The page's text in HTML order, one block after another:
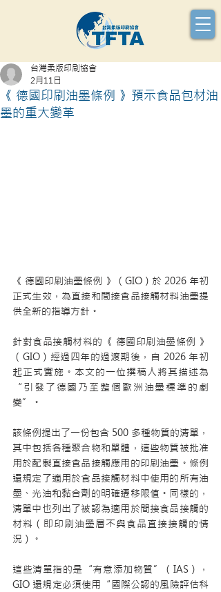
《 德國印刷油墨條例 》預示食品包材油
墨的重大變革
台灣柔版印刷協會
2月11日
《 德國印刷油墨條例 》（GIO）於 2026 年初
正式生效，為直接和間接食品接觸材料油墨提
供全新的指導方針。
針對食品接觸材料的《 德國印刷油墨條例 》
（GIO）經過四年的過渡期後，自 2026 年初
起正式實施。本文的一位撰稿人將其描述為
“引發了德國乃至整個歐洲油墨標準的劇
變”。
該條例提出了一份包含 500 多種物質的清單，
其中包括各種聚合物和單體，這些物質被批准
用於配製直接食品接觸應用的印刷油墨。條例
還規定了適用於食品接觸材料中使用的所有油
墨、光油和黏合劑的明確遷移限值。同樣的，
清單中也列出了被認為適用於間接食品接觸的
材料（即印刷油墨層不與食品直接接觸的情
況）。
這些清單指的是“有意添加物質”（IAS），
GIO 還規定必須使用“國際公認的風險評估科